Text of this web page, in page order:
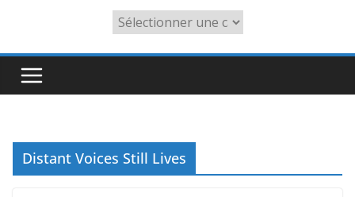
Rubriques
Distant Voices Still Lives